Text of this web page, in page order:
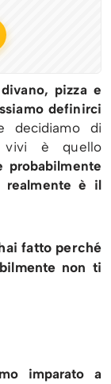
pizza e
definirci
decidiamo di
è quello
probabilmente
realmente è il
fatto perché
non ti
imparato a